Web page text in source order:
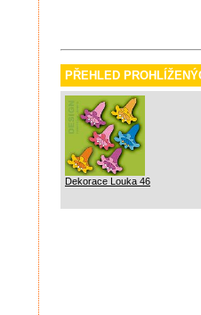
PŘEHLED
Dekorace Louka 46